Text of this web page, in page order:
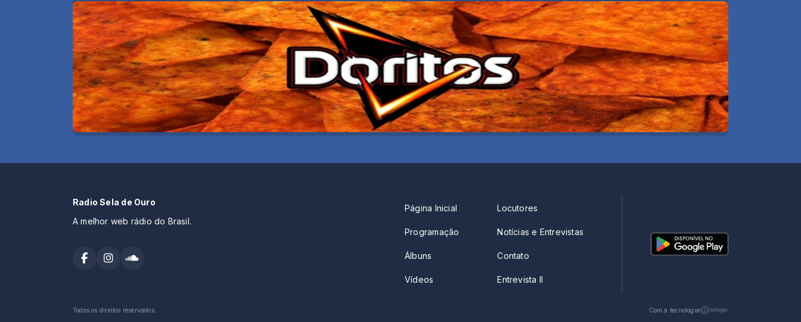
Radio Sela de Ouro
A melhor web rádio do Brasil.
Página Inicial
Programação
Álbuns
Vídeos
Locutores
Notícias e Entrevistas
Contato
Entrevista II
Todos os direitos reservados. Com a tecnologia